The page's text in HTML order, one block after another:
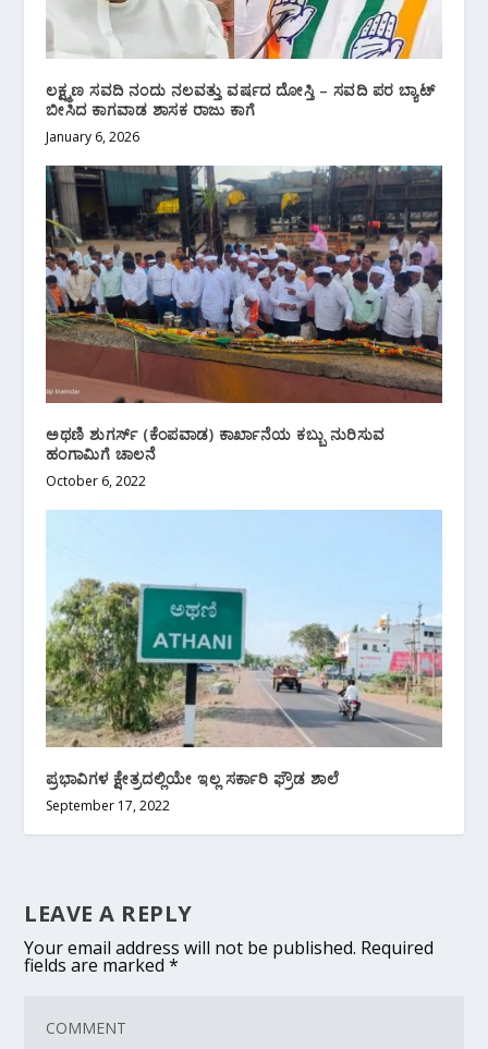
ಲಕ್ಷ್ಮಣ ಸವದಿ ನಂದು ನಲವತ್ತು ವರ್ಷದ ದೋಸ್ತಿ – ಸವದಿ ಪರ ಬ್ಯಾಟ್
ಬೀಸಿದ ಕಾಗವಾಡ ಶಾಸಕ ರಾಜು ಕಾಗೆ
January 6, 2026
ಅಥಣಿ ಶುಗರ್ಸ್ (ಕೆಂಪವಾಡ) ಕಾರ್ಖಾನೆಯ ಕಬ್ಬು ನುರಿಸುವ
ಹಂಗಾಮಿಗೆ ಚಾಲನೆ
October 6, 2022
ಪ್ರಭಾವಿಗಳ ಕ್ಷೇತ್ರದಲ್ಲಿಯೇ ಇಲ್ಲ ಸರ್ಕಾರಿ ಫ್ರೌಡ ಶಾಲೆ
September 17, 2022
LEAVE A REPLY
Your email address will not be published. Required
fields are marked*